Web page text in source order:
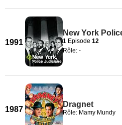
1991
New York
1 Episode 12
Rôle: -
1987
Dragnet
Rôle: Mamy Mundy